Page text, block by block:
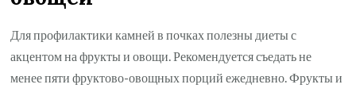
Для профилактики камней в почках полезны диеты с
акцентом на фрукты и овощи. Рекомендуется съедать не
менее пяти фруктово-овощных порций ежедневно. Фрукты и